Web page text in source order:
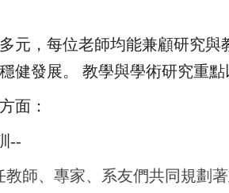
元，每位老師均能兼顧研究
健發展。 教學與學術研究重
面：
--
教師、專家、系友們共同規劃